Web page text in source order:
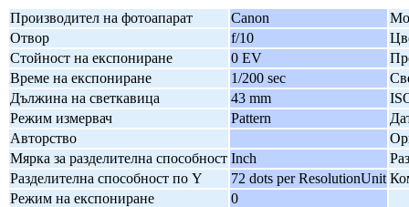
Производител на фотоапарат Canon
Отвор
f/10
Стойност на експониране
0 EV
Време на експониране
1/200 sec
Дължина на светкавица
43 mm
Режим измервач
Pattern
Авторство
Мярка за разделителна способност Inch
Разделителна способност по Y
72 dots per ResolutionUnit
Режим на експониране
0